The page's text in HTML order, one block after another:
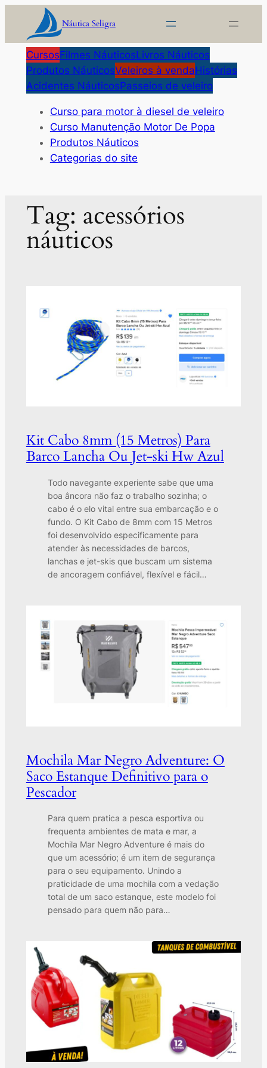
o
conteúdo
Náutica Seligra
CursosFilmes NáuticosLivros Náuticos
Produtos NáuticosVeleiros à vendaHistórias
Acidentes NáuticosPasseios de veleiro
Curso para motor à diesel de veleiro
Curso Manutenção Motor De Popa
Produtos Náuticos
Categorias do site
Tag: acessórios
náuticos
Kit Cabo 8mm (15 Metros) Para
Barco Lancha Ou Jet-ski Hw Azul
Todo navegante experiente sabe que uma
boa âncora não faz o trabalho sozinha; o
cabo é o elo vital entre sua embarcação e o
fundo. O Kit Cabo de 8mm com 15 Metros
foi desenvolvido especificamente para
atender às necessidades de barcos,
lanchas e jet-skis que buscam um sistema
de ancoragem confiável, flexível e fácil…
Mochila Mar Negro Adventure: O
Saco Estanque Definitivo para o
Pescador
Para quem pratica a pesca esportiva ou
frequenta ambientes de mata e mar, a
Mochila Mar Negro Adventure é mais do
que um acessório; é um item de segurança
para o seu equipamento. Unindo a
praticidade de uma mochila com a vedação
total de um saco estanque, este modelo foi
pensado para quem não para…